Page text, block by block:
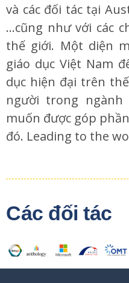
và các đối tác tại
…cũng như với các
thế giới. Một diện
giáo dục Việt Nam
dục hiện đại trên
người trong ngành
muốn được góp
đó. Leading to the
Các đối tác